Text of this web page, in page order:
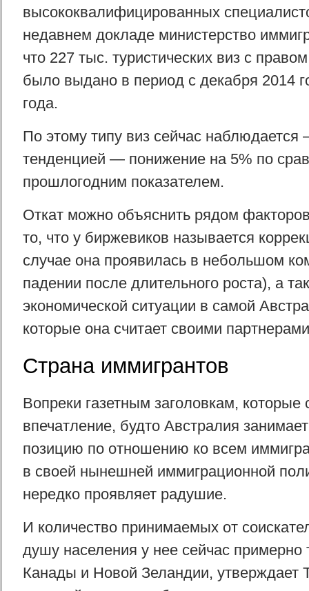
высококвалифицированных
недавнем докладе министерство
что 227 тыс. туристических виз с
было выдано в период с декабря 2014
года.
По этому типу виз сейчас
тенденцией — понижение на 5% по
прошлогодним показателем.
Откат можно объяснить рядом
то, что у биржевиков называется
случае она проявилась в небольшом
падении после длительного роста), а
экономической ситуации в самой
которые она считает своими
Страна иммигрантов
Вопреки газетным заголовкам, которые
впечатление, будто Австралия
позицию по отношению ко всем
в своей нынешней иммиграционной
нередко проявляет радушие.
И количество принимаемых от
душу населения у нее сейчас примерно
Канады и Новой Зеландии, утверждает